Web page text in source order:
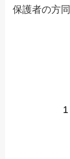
保護者の方